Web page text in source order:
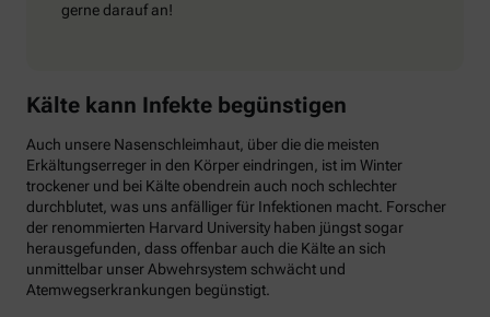
gerne darauf an!
Kälte kann Infekte begünstigen
Auch unsere Nasenschleimhaut, über die die meisten
Erkältungserreger in den Körper eindringen, ist im Winter
trockener und bei Kälte obendrein auch noch schlechter
durchblutet, was uns anfälliger für Infektionen macht. Forscher
der renommierten Harvard University haben jüngst sogar
herausgefunden, dass offenbar auch die Kälte an sich
unmittelbar unser Abwehrsystem schwächt und
Atemwegserkrankungen begünstigt.